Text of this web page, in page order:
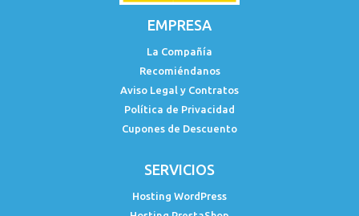
EMPRESA
La Compañía
Recomiéndanos
Aviso Legal y Contratos
Política de Privacidad
Cupones de Descuento
SERVICIOS
Hosting WordPress